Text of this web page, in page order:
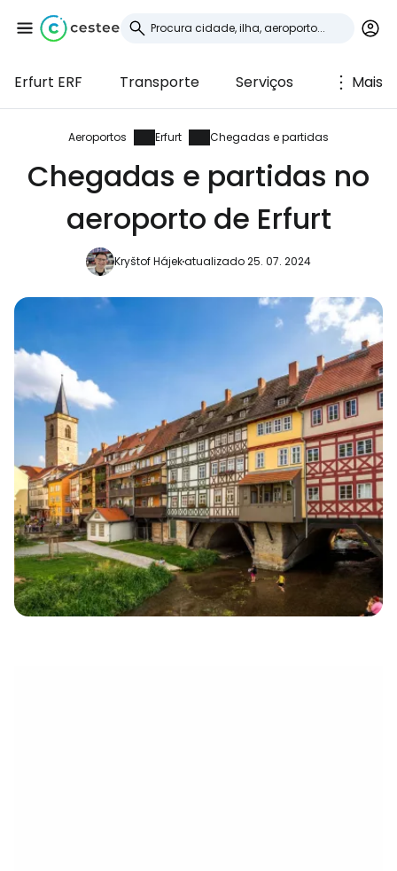
Erfurt ERF Transporte Serviços Mais
Aeroportos Erfurt Chegadas e partidas
Chegadas e partidas no
aeroporto de Erfurt
Kryštof Hájekatualizado 25. 07. 2024
Iniciar sessão no
Cestee
... a comunidade mundial de viajantes
Continuar com o Google
Continuar com o Facebook
Continuar com o correio
eletrónico